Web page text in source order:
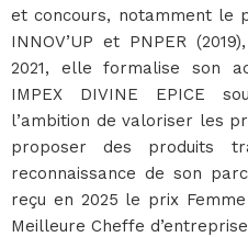
et concours, notamment le
INNOV’UP et PNPER
2021, elle formalise son
IMPEX DIVINE EPICE
l’ambition de valoriser les
proposer des produits
reconnaissance de son
reçu en 2025 le prix
Meilleure Cheffe